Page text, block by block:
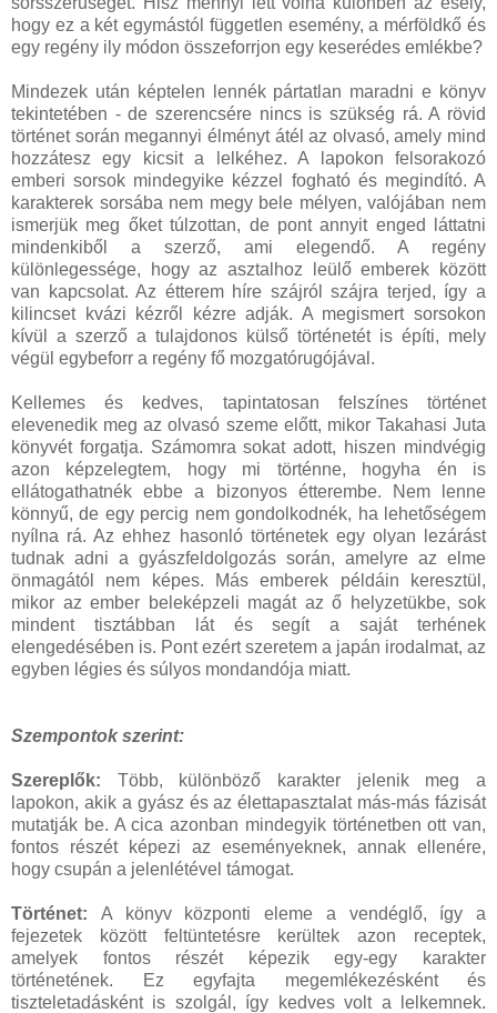
hogy ez a két egymástól független esemény, a mérföldkő és
egy regény ily módon összeforrjon egy keserédes emlékbe?
Mindezek után képtelen lennék pártatlan maradni e könyv
tekintetében - de szerencsére nincs is szükség rá. A rövid
történet során megannyi élményt átél az olvasó, amely mind
hozzátesz egy kicsit a lelkéhez. A lapokon felsorakozó
emberi sorsok mindegyike kézzel fogható és megindító. A
karakterek sorsába nem megy bele mélyen, valójában nem
ismerjük meg őket túlzottan, de pont annyit enged láttatni
mindenkiből a szerző, ami elegendő. A regény
különlegessége, hogy az asztalhoz leülő emberek között
van kapcsolat. Az étterem híre szájról szájra terjed, így a
kilincset kvázi kézről kézre adják. A megismert sorsokon
kívül a szerző a tulajdonos külső történetét is építi, mely
végül egybeforr a regény fő mozgatórugójával.
Kellemes és kedves, tapintatosan felszínes történet
elevenedik meg az olvasó szeme előtt, mikor Takahasi Juta
könyvét forgatja. Számomra sokat adott, hiszen mindvégig
azon képzelegtem, hogy mi történne, hogyha én is
ellátogathatnék ebbe a bizonyos étterembe. Nem lenne
könnyű, de egy percig nem gondolkodnék, ha lehetőségem
nyílna rá. Az ehhez hasonló történetek egy olyan lezárást
tudnak adni a gyászfeldolgozás során, amelyre az elme
önmagától nem képes. Más emberek példáin keresztül,
mikor az ember beleképzeli magát az ő helyzetükbe, sok
mindent tisztábban lát és segít a saját terhének
elengedésében is. Pont ezért szeretem a japán irodalmat, az
egyben légies és súlyos mondandója miatt.
Szempontok szerint:
Szereplők: Több, különböző karakter jelenik meg a
lapokon, akik a gyász és az élettapasztalat más-más fázisát
mutatják be. A cica azonban mindegyik történetben ott van,
fontos részét képezi az eseményeknek, annak ellenére,
hogy csupán a jelenlétével támogat.
Történet: A könyv központi eleme a vendéglő, így a
fejezetek között feltüntetésre kerültek azon receptek,
amelyek fontos részét képezik egy-egy karakter
történetének. Ez egyfajta megemlékezésként és
tiszteletadásként is szolgál, így kedves volt a lelkemnek.